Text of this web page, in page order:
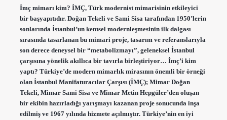
İmç mimarı kim? İMÇ, Türk modernist mimarisinin etkileyici
bir başyapıtıdır. Doğan Tekeli ve Sami Sisa tarafından 1950’lerin
sonlarında İstanbul’un kentsel modernleşmesinin ilk dalgası
sırasında tasarlanan bu mimari proje, tasarım ve referanslarıyla
son derece deneysel bir “metabolizmayı”, geleneksel İstanbul
çarşısına yönelik akıllıca bir tavırla birleştiriyor… İmç’i kim
yaptı? Türkiye’de modern mimarlık mirasının önemli bir örneği
olan İstanbul Manifaturacılar Çarşısı (İMÇ); Mimar Doğan
Tekeli, Mimar Sami Sisa ve Mimar Metin Hepgüler’den oluşan
bir ekibin hazırladığı yarışmayı kazanan proje sonucunda inşa
edilmiş ve 1967 yılında hizmete açılmıştır. Türkiye’nin en iyi